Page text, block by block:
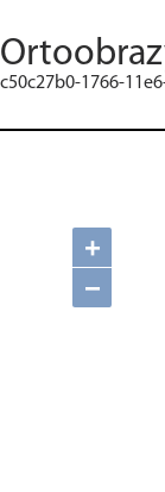
c50c27b0-1766-
+
−